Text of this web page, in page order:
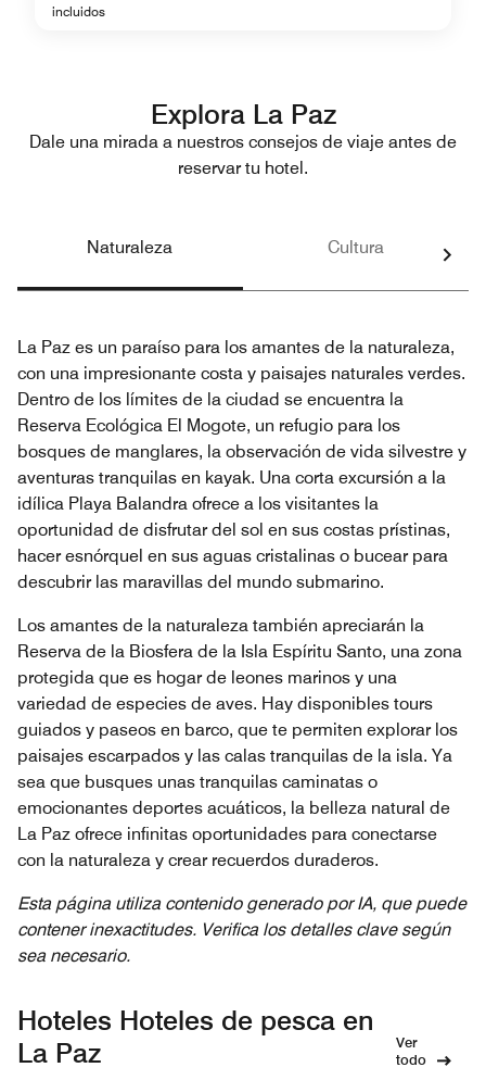
incluidos
Explora La Paz
Dale una mirada a nuestros consejos de viaje antes de
reservar tu hotel.
Naturaleza Cultura
La Paz es un paraíso para los amantes de la naturaleza,
con una impresionante costa y paisajes naturales verdes.
Dentro de los límites de la ciudad se encuentra la
Reserva Ecológica El Mogote, un refugio para los
bosques de manglares, la observación de vida silvestre y
aventuras tranquilas en kayak. Una corta excursión a la
idílica Playa Balandra ofrece a los visitantes la
oportunidad de disfrutar del sol en sus costas prístinas,
hacer esnórquel en sus aguas cristalinas o bucear para
descubrir las maravillas del mundo submarino.
Los amantes de la naturaleza también apreciarán la
Reserva de la Biosfera de la Isla Espíritu Santo, una zona
protegida que es hogar de leones marinos y una
variedad de especies de aves. Hay disponibles tours
guiados y paseos en barco, que te permiten explorar los
paisajes escarpados y las calas tranquilas de la isla. Ya
sea que busques unas tranquilas caminatas o
emocionantes deportes acuáticos, la belleza natural de
La Paz ofrece infinitas oportunidades para conectarse
con la naturaleza y crear recuerdos duraderos.
Esta página utiliza contenido generado por IA, que puede
contener inexactitudes. Verifica los detalles clave según
sea necesario.
Hoteles Hoteles de pesca en
La Paz
Ver
todo